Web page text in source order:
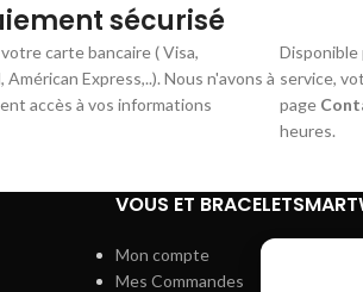
sécurisé
carte bancaire ( Visa,
Américan Express,..). Nous n'avons à
accès à vos informations
service,
page
heures.
VOUS ET
Mon compte
Mes Commandes